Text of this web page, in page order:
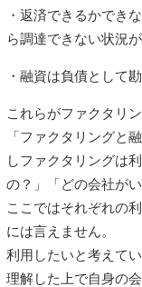
・返済できるかでき
ら調達できない状況が
・融資は負債として
これらがファクタリ
「ファクタリングと
しファクタリングは
の？」「どの会社が
ここではそれぞれの
には言えません。
利用したいと考えて
理解した上で自身の